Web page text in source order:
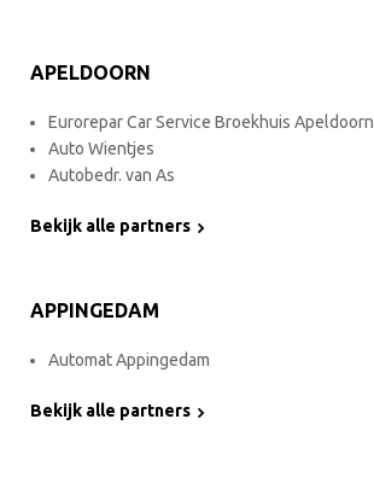
APELDOORN
Eurorepar Car Service Broekhuis Apeldoorn
Auto Wientjes
Autobedr. van As
Bekijk alle partners
APPINGEDAM
Automat Appingedam
Bekijk alle partners